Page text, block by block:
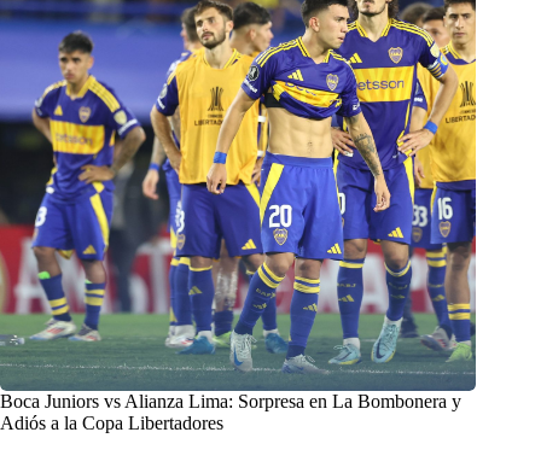
Boca Juniors vs Alianza Lima: Sorpresa en La Bombonera y
Adiós a la Copa Libertadores